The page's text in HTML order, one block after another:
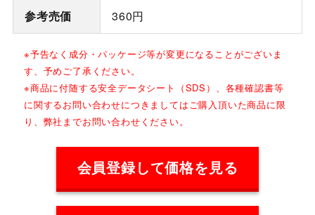
参考売価 360円
※予告なく成分・パッケージ等が変更になることがございま
す、予めご了承ください。
※商品に付随する安全データシート（SDS）、各種確認書等
に関するお問い合わせにつきましてはご購入頂いた商品に限
り、弊社までお問い合わせください。
会員登録して価格を見る